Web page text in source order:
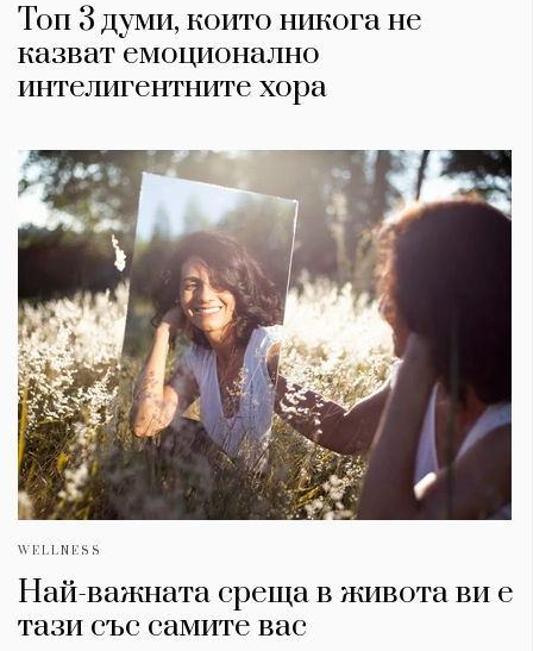
Топ 3 думи, които никога не
казват емоционално
интелигентните хора
WELLNESS
Най-важната среща в живота ви е
тази със самите вас